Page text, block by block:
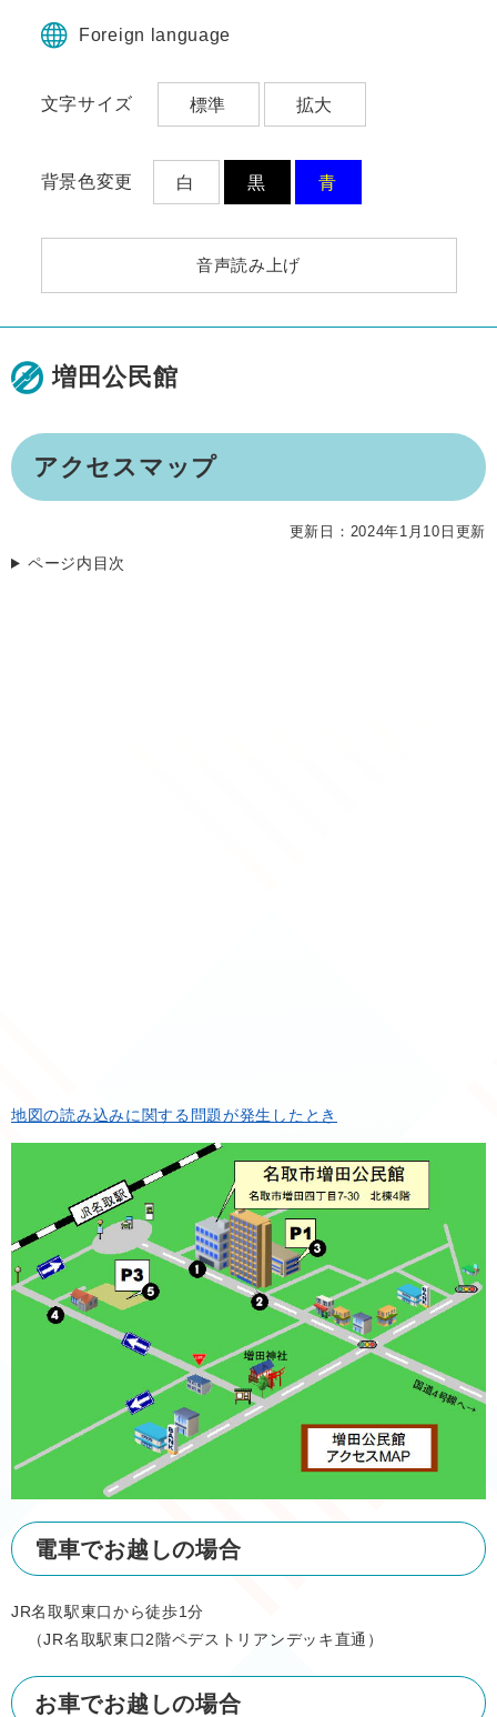
増田公民館
Foreign language
文字サイズ 標準 拡大
背景色変更 白 黒 青
音声読み上げ
本
文
アクセスマップ
更新日：2024年1月10日更新
ページ内目次
地図の読み込みに関する問題が発生したとき
電車でお越しの場合
JR名取駅東口から徒歩1分​
（JR名取駅東口2階ペデストリアンデッキ直通）
お車でお越しの場合